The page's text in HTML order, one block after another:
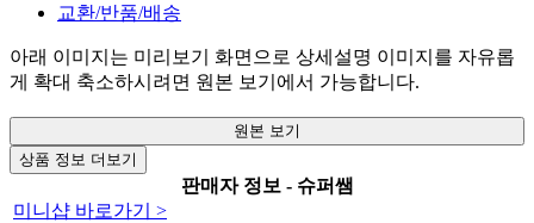
교환/반품/배송
아래 이미지는 미리보기 화면으로 상세설명 이미지를 자유롭
게 확대 축소하시려면 원본 보기에서 가능합니다.
원본 보기
상품 정보 더보기
판매자 정보 - 슈퍼쌤
미니샵 바로가기 >